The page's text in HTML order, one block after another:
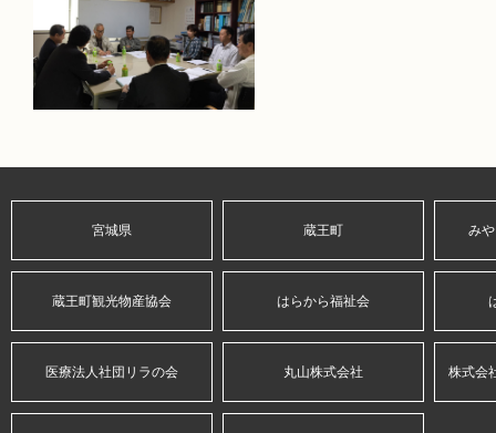
宮城県 蔵王町 み
蔵王町観光物産協会 はらから福祉会
医療法人社団リラの会 丸山株式会社 株式会